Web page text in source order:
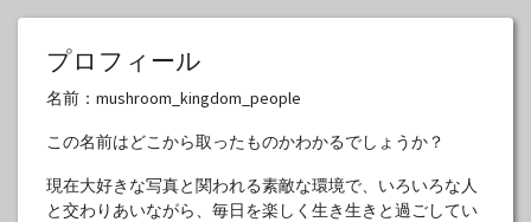
プロフィール
名前：mushroom_kingdom_people
この名前はどこから取ったものかわかるでしょうか？
現在大好きな写真と関われる素敵な環境で、いろいろな人
と交わりあいながら、毎日を楽しく生き生きと過ごしてい